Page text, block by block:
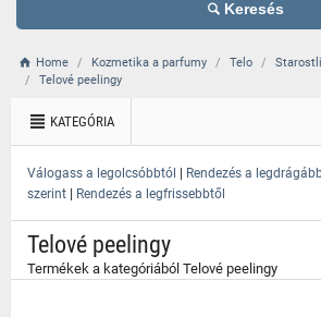
Keresés
Home Kozmetika a parfumy Telo
Telové peelingy
KATEGÓRIA
Válogass a legolcsóbbtól | Rendezés a
szerint | Rendezés a legfrissebbtől
Telové peelingy
Termékek a kategóriából Telové peelingy